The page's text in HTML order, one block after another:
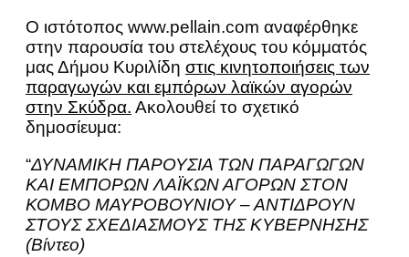
Ο ιστότοπος www.pellain.com αναφέρθηκε
στην παρουσία του στελέχους του κόμματός
μας Δήμου Κυριλίδη στις κινητοποιήσεις των
παραγωγών και εμπόρων λαϊκών αγορών
στην Σκύδρα. Ακολουθεί το σχετικό
δημοσίευμα:
“ΔΥΝΑΜΙΚΗ ΠΑΡΟΥΣΙΑ ΤΩΝ ΠΑΡΑΓΩΓΩΝ
ΚΑΙ ΕΜΠΟΡΩΝ ΛΑΪΚΩΝ ΑΓΟΡΩΝ ΣΤΟΝ
ΚΟΜΒΟ ΜΑΥΡΟΒΟΥΝΙΟΥ – ΑΝΤΙΔΡΟΥΝ
ΣΤΟΥΣ ΣΧΕΔΙΑΣΜΟΥΣ ΤΗΣ ΚΥΒΕΡΝΗΣΗΣ
(Βίντεο)